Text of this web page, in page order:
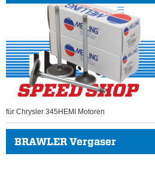
für Chrysler 345HEMI Motoren
BRAWLER Vergaser